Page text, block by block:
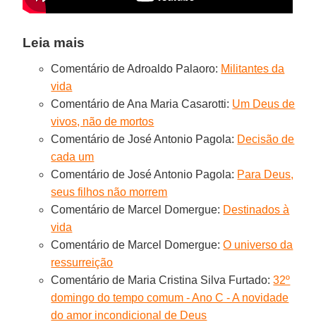
Leia mais
Comentário de Adroaldo Palaoro: Militantes da
vida
Comentário de Ana Maria Casarotti: Um Deus de
vivos, não de mortos
Comentário de José Antonio Pagola: Decisão de
cada um
Comentário de José Antonio Pagola: Para Deus,
seus filhos não morrem
Comentário de Marcel Domergue: Destinados à
vida
Comentário de Marcel Domergue:O universo da
ressurreição
Comentário de Maria Cristina Silva Furtado:32º
domingo do tempo comum - Ano C - A novidade
do amor incondicional de Deus